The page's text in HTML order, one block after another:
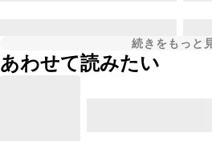
続きをもっと
あわせて読みたい